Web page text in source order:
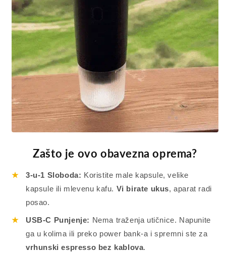
Zašto je ovo obavezna oprema?
★ 3-u-1 Sloboda: Koristite male kapsule, velike
kapsule ili mlevenu kafu. Vi birate ukus, aparat radi
posao.
★ USB-C Punjenje: Nema traženja utičnice. Napunite
ga u kolima ili preko power bank-a i spremni ste za
vrhunski espresso bez kablova.